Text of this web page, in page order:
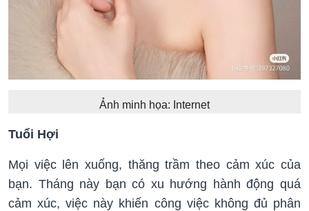
Ảnh minh họa: Internet
Tuổi Hợi
Mọi việc lên xuống, thăng trầm theo cảm xúc của
bạn. Tháng này bạn có xu hướng hành động quá
cảm xúc, việc này khiến công việc không đủ phân